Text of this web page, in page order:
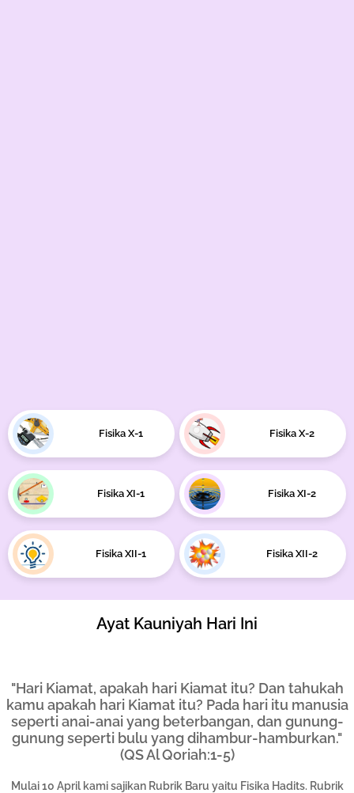
Fisika X-1 Fisika X-2
Fisika XI-1 Fisika XI-2
Fisika XII-1 Fisika XII-2
Ayat Kauniyah Hari Ini
"Hari Kiamat, apakah hari Kiamat itu? Dan tahukah
kamu apakah hari Kiamat itu? Pada hari itu manusia
seperti anai-anai yang beterbangan, dan gunung-
gunung seperti bulu yang dihambur-hamburkan."
(QS Al Qoriah:1-5)
Mulai 10 April kami sajikan Rubrik Baru yaitu Fisika Hadits. Rubrik